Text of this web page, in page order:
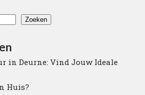
Zoeken
in Deurne: Vind Jouw Ideale
Huis?